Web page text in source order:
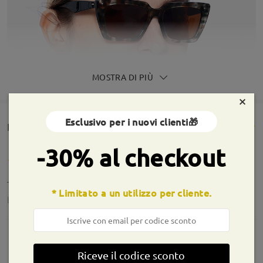
Informazioni sulla montatura
MOSTRA DI PIÙ
Rencesioni dei clienti(167)
Tutto ok
by Tania TrebbionApr 27 , 2026
×
Esclusivo per i nuovi clienti🎁
-30% al checkout
* Limitato a un utilizzo per cliente.
Riceve il codice sconto